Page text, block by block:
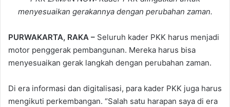
menyesuaikan gerakannya dengan perubahan zaman.
PURWAKARTA, RAKA – Seluruh kader PKK harus menjadi
motor penggerak pembangunan. Mereka harus bisa
menyesuaikan gerak langkah dengan perubahan zaman.
Di era informasi dan digitalisasi, para kader PKK juga harus
mengikuti perkembangan. “Salah satu harapan saya di era